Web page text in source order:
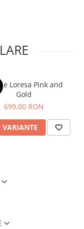
Loresa Pink and
Gold
699,00 RON
VARIANTE